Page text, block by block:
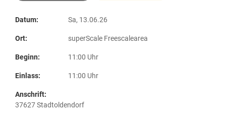
Datum: Sa, 13.06.26
Ort: superScale Freescalearea
Beginn: 11:00 Uhr
Einlass: 11:00 Uhr
Anschrift:
37627 Stadtoldendorf